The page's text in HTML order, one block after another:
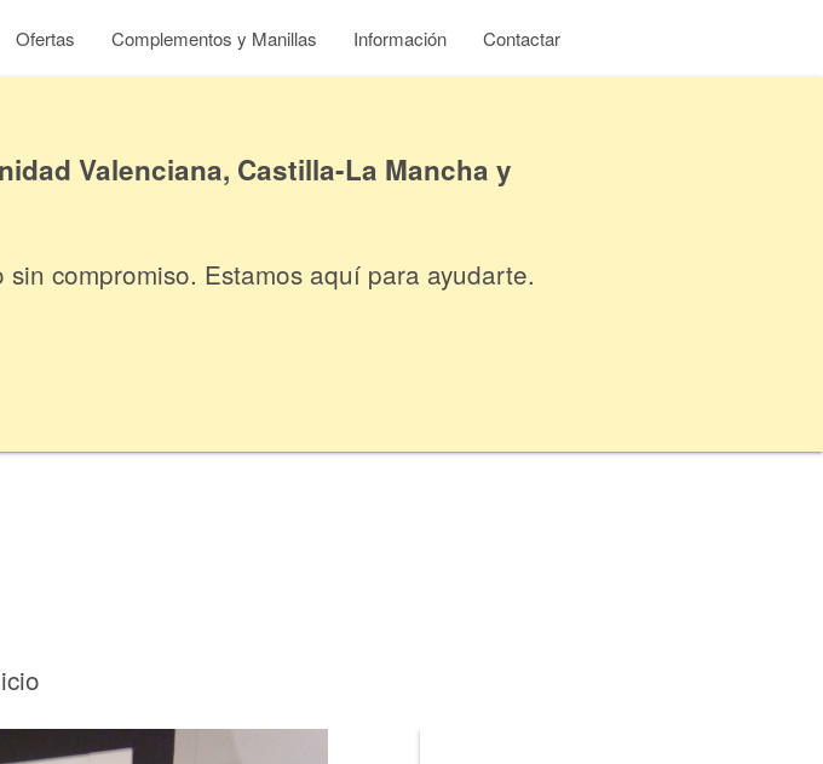
Ofertas Complementos y Manillas Información Contactar
Valenciana, Castilla-La Mancha y
compromiso. Estamos aquí para ayudarte.